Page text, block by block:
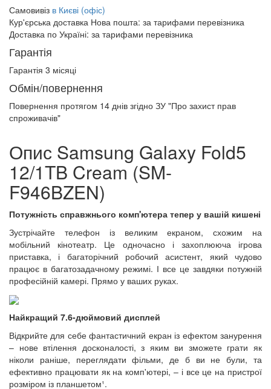
Самовивіз в Києві (офіс)
Кур'єрська доставка Нова пошта: за тарифами перевізника
Доставка по Україні: за тарифами перевізника
Гарантія
Гарантія 3 місяці
Обмін/повернення
Повернення протягом 14 днів згідно ЗУ "Про захист прав
спроживачів"
Опис Samsung Galaxy Fold5
12/1TB Cream (SM-
F946BZEN)
Потужність справжнього комп'ютера тепер у вашій кишені
Зустрічайте телефон із великим екраном, схожим на
мобільний кінотеатр. Це одночасно і захоплююча ігрова
приставка, і багаторічний робочий асистент, який чудово
працює в багатозадачному режимі. І все це завдяки потужній
професійній камері. Прямо у ваших руках.
Найкращий 7.6-дюймовий дисплей
Відкрийте для себе фантастичний екран із ефектом занурення
– нове втілення досконалості, з яким ви зможете грати як
ніколи раніше, переглядати фільми, де б ви не були, та
ефективно працювати як на комп'ютері, – і все це на пристрої
розміром із планшетом¹.